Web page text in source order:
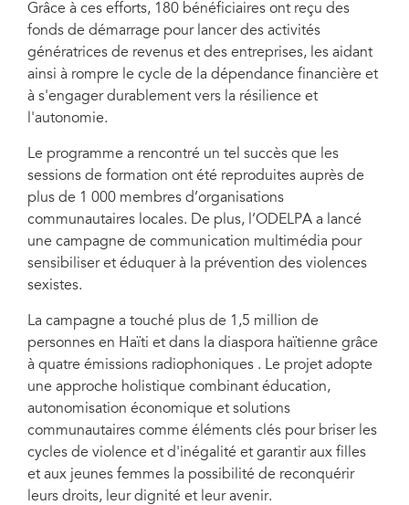
Grâce à ces efforts, 180 bénéficiaires ont reçu des
fonds de démarrage pour lancer des activités
génératrices de revenus et des entreprises, les aidant
ainsi à rompre le cycle de la dépendance financière et
à s'engager durablement vers la résilience et
l'autonomie.
Le programme a rencontré un tel succès que les
sessions de formation ont été reproduites auprès de
plus de 1 000 membres d’organisations
communautaires locales. De plus, l’ODELPA a lancé
une campagne de communication multimédia pour
sensibiliser et éduquer à la prévention des violences
sexistes.
La campagne a touché plus de 1,5 million de
personnes en Haïti et dans la diaspora haïtienne grâce
à quatre émissions radiophoniques . Le projet adopte
une approche holistique combinant éducation,
autonomisation économique et solutions
communautaires comme éléments clés pour briser les
cycles de violence et d'inégalité et garantir aux filles
et aux jeunes femmes la possibilité de reconquérir
leurs droits, leur dignité et leur avenir.